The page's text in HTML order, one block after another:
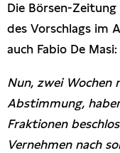
Die Börsen-
des Vorschlags im
auch Fabio De Masi:
Nun, zwei Wochen
Abstimmung,
Fraktionen
Vernehmen nach